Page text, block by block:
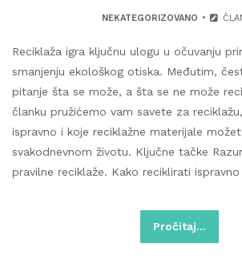
NEKATEGORIZOVANO
Reciklaža igra ključnu ulogu u očuvanju
smanjenju ekološkog otiska. Međutim,
pitanje šta se može, a šta se ne može
članku pružićemo vam savete za
ispravno i koje reciklažne materijale
svakodnevnom životu. Ključne tačke
pravilne reciklaže. Kako reciklirati ispravno
Pročitaj…